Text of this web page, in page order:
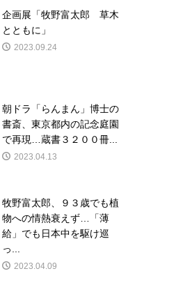
企画展「牧野富太郎 草木
とともに」
2023.09.24
朝ドラ「らんまん」博士の
書斎、東京都内の記念庭園
で再現…蔵書３２００冊...
2023.04.13
牧野富太郎、９３歳でも植
物への情熱衰えず…「薄
給」でも日本中を駆け巡
っ...
2023.04.09